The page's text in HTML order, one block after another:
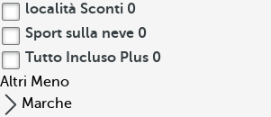
località Sconti 0
Sport sulla neve 0
Tutto Incluso Plus 0
Altri Meno
Marche